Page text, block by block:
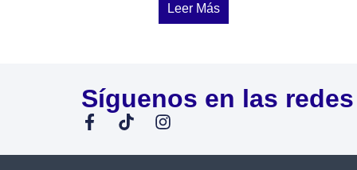
Leer Más
Síguenos en las